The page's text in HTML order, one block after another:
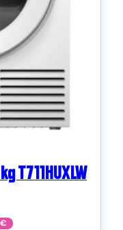
T711HUXLW
€